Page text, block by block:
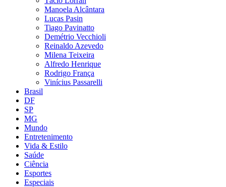
Manoela Alcântara
Lucas Pasin
Tiago Pavinatto
Demétrio Vecchioli
Reinaldo Azevedo
Milena Teixeira
Alfredo Henrique
Rodrigo França
Vinícius Passarelli
Brasil
DF
SP
MG
Mundo
Entretenimento
Vida & Estilo
Saúde
Ciência
Esportes
Especiais